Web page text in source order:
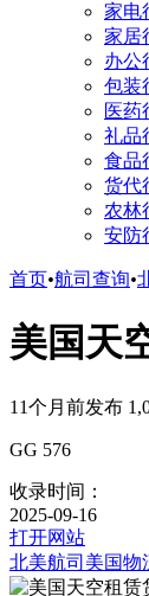
家电
家居
办公
包装
医药
礼品
食品
货代
农林
安防
首页•航司查询•
美国天
11个月前发布
GG 576
收录时间：
2025-09-16
打开网站
北美航司 美国物